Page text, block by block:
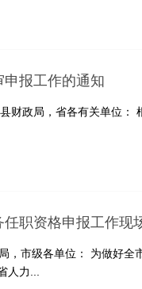
报工作的通知
政局，省各有关单位：
，市级各单位： 为做好全
力...